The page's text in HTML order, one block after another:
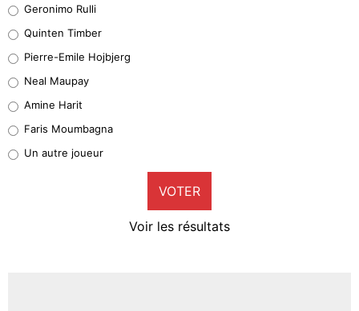
32%
5%
1%
9%
Geronimo Rulli
Quinten Timber
Pierre-Emile Hojbjerg
Neal Maupay
Amine Harit
Faris Moumbagna
Un autre joueur
VOTER
Voir les résultats